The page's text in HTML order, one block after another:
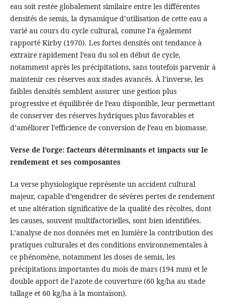
eau soit restée globalement similaire entre les différentes
densités de semis, la dynamique d’utilisation de cette eau a
varié au cours du cycle cultural, comme l’a également
rapporté Kirby (1970). Les fortes densités ont tendance à
extraire rapidement l’eau du sol en début de cycle,
notamment après les précipitations, sans toutefois parvenir à
maintenir ces réserves aux stades avancés. À l’inverse, les
faibles densités semblent assurer une gestion plus
progressive et équilibrée de l’eau disponible, leur permettant
de conserver des réserves hydriques plus favorables et
d’améliorer l’efficience de conversion de l’eau en biomasse.
Verse de l’orge: facteurs déterminants et impacts sur le
rendement et ses composantes
La verse physiologique représente un accident cultural
majeur, capable d’engendrer de sévères pertes de rendement
et une altération significative de la qualité des récoltes, dont
les causes, souvent multifactorielles, sont bien identifiées.
L’analyse de nos données met en lumière la contribution des
pratiques culturales et des conditions environnementales à
ce phénomène, notamment les doses de semis, les
précipitations importantes du mois de mars (194 mm) et le
double apport de l’azote de couverture (60 kg/ha au stade
tallage et 60 kg/ha à la montaison).